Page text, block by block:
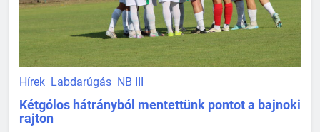
Hírek Labdarúgás NB III
Kétgólos hátrányból mentettünk pontot a bajnoki
rajton